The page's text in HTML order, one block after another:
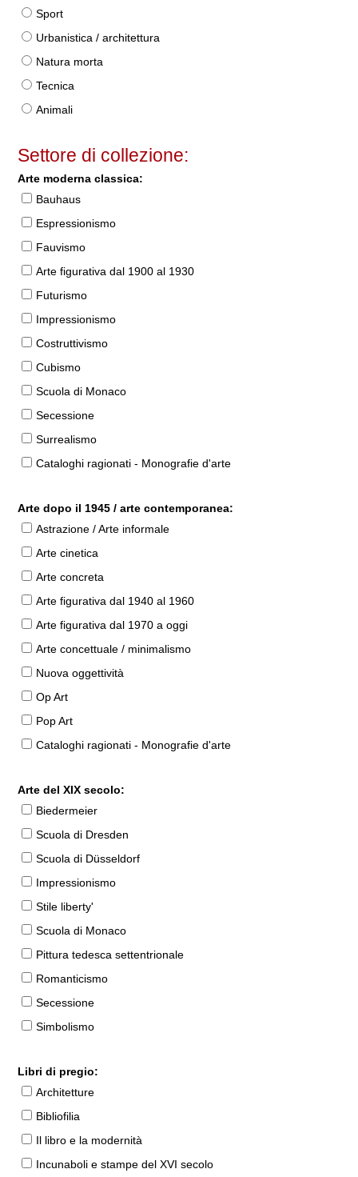
Sport
Urbanistica / architettura
Natura morta
Tecnica
Animali
Settore di collezione:
Arte moderna classica:
Bauhaus
Espressionismo
Fauvismo
Arte figurativa dal 1900 al 1930
Futurismo
Impressionismo
Costruttivismo
Cubismo
Scuola di Monaco
Secessione
Surrealismo
Cataloghi ragionati - Monografie d'arte
Arte dopo il 1945 / arte contemporanea:
Astrazione / Arte informale
Arte cinetica
Arte concreta
Arte figurativa dal 1940 al 1960
Arte figurativa dal 1970 a oggi
Arte concettuale / minimalismo
Nuova oggettività
Op Art
Pop Art
Cataloghi ragionati - Monografie d'arte
Arte del XIX secolo:
Biedermeier
Scuola di Dresden
Scuola di Düsseldorf
Impressionismo
Stile liberty'
Scuola di Monaco
Pittura tedesca settentrionale
Romanticismo
Secessione
Simbolismo
Libri di pregio:
Architetture
Bibliofilia
Il libro e la modernità
Incunaboli e stampe del XVI secolo